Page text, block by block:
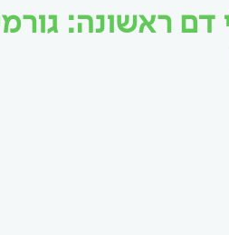
ראשונה: